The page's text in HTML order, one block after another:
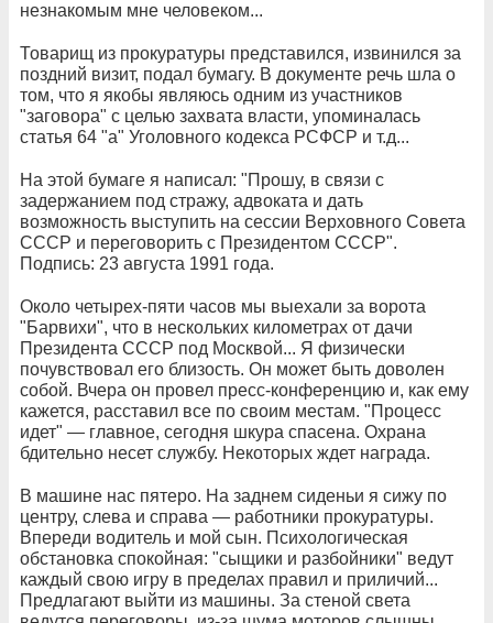
незнакомым мне человеком...
Товарищ из прокуратуры представился, извинился за
поздний визит, подал бумагу. В документе речь шла о
том, что я якобы являюсь одним из участников
"заговора" с целью захвата власти, упоминалась
статья 64 "а" Уголовного кодекса РСФСР и т.д...
На этой бумаге я написал: "Прошу, в связи с
задержанием под стражу, адвоката и дать
возможность выступить на сессии Верховного Совета
СССР и переговорить с Президентом СССР".
Подпись: 23 августа 1991 года.
Около четырех-пяти часов мы выехали за ворота
"Барвихи", что в нескольких километрах от дачи
Президента СССР под Москвой... Я физически
почувствовал его близость. Он может быть доволен
собой. Вчера он провел пресс-конференцию и, как ему
кажется, расставил все по своим местам. "Процесс
идет" — главное, сегодня шкура спасена. Охрана
бдительно несет службу. Некоторых ждет награда.
В машине нас пятеро. На заднем сиденьи я сижу по
центру, слева и справа — работники прокуратуры.
Впереди водитель и мой сын. Психологическая
обстановка спокойная: "сыщики и разбойники" ведут
каждый свою игру в пределах правил и приличий...
Предлагают выйти из машины. За стеной света